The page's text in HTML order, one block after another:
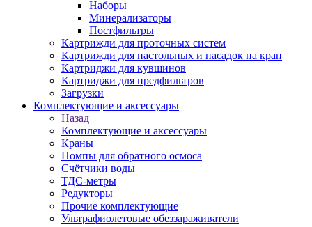
Наборы
Минерализаторы
Постфильтры
Картрижди для проточных систем
Картрижди для настольных и насадок на кран
Картриджи для кувшинов
Картриджи для предфильтров
Загрузки
Комплектующие и аксессуары
Назад
Комплектующие и аксессуары
Краны
Помпы для обратного осмоса
Счётчики воды
ТДС-метры
Редукторы
Прочие комплектующие
Ультрафиолетовые обеззараживатели